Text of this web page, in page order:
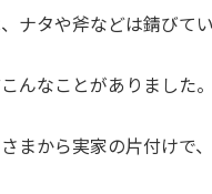
ナタや斧などは錆びて
んなことがありました。
まから実家の片付けで